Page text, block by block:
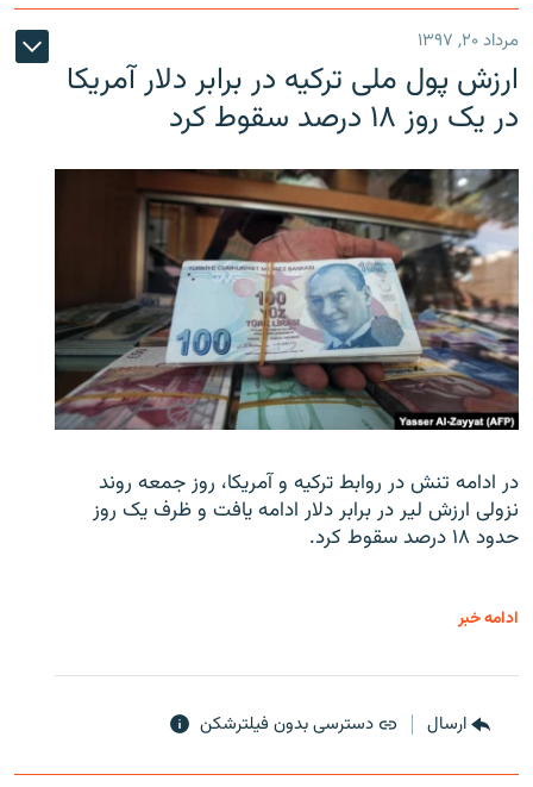
مرداد ۲۰, ۱۳۹۷
ارزش پول ملی ترکیه در برابر دلار آمریکا
در یک روز ۱۸ درصد سقوط کرد
در ادامه تنش در روابط ترکیه و آمریکا، روز جمعه روند
نزولی ارزش لیر در برابر دلار ادامه یافت و ظرف یک روز
حدود ۱۸ درصد سقوط کرد.
ادامه خبر
ارسال دسترسی بدون فیلترشکن